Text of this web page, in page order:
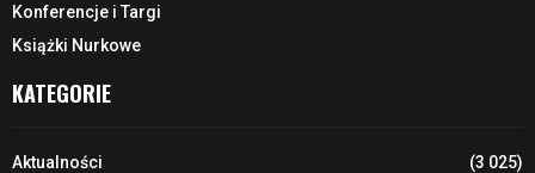
Konferencje i Targi
Książki Nurkowe
KATEGORIE
Aktualności
(3 025)